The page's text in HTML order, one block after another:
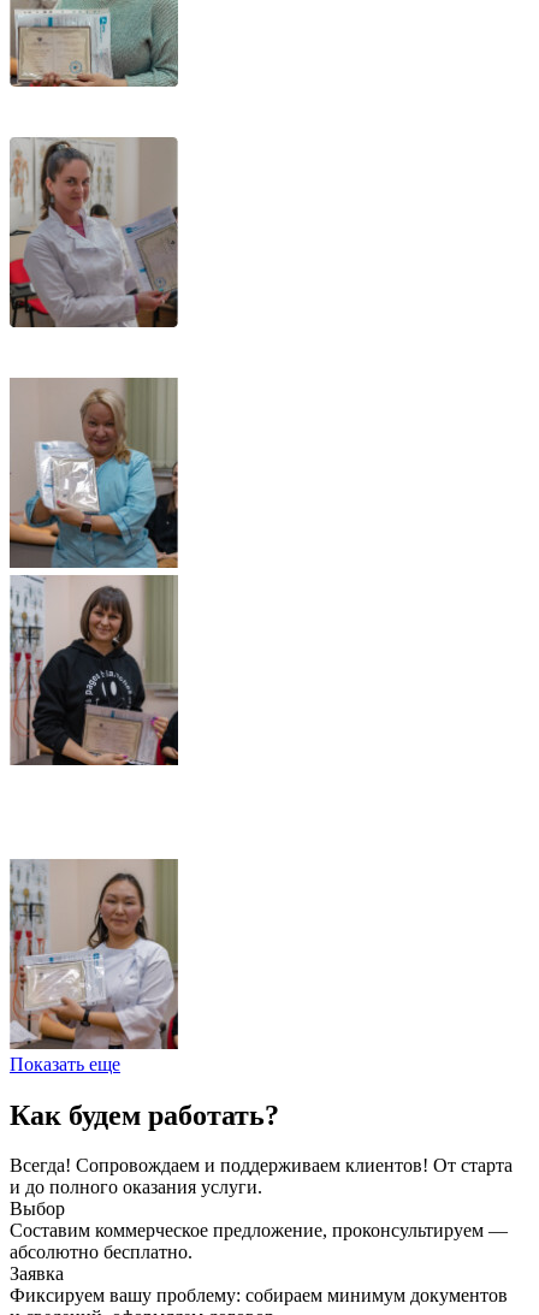
Показать еще
Как будем работать?
Всегда! Сопровождаем и поддерживаем клиентов! От старта
и до полного оказания услуги.
Выбор
Составим коммерческое предложение, проконсультируем —
абсолютно бесплатно.
Заявка
Фиксируем вашу проблему: собираем минимум документов